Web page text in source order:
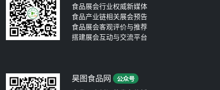
食品展会行业权威新媒体
食品产业链相关展会预告
食品展会客观评价与推荐
搭建展会互动与交流平台
昊图食品网 公众号